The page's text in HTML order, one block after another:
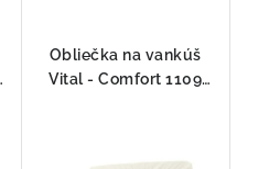
Obliečka na vankúš
Vital - Comfort 1109